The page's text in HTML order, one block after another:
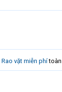
Rao vặt miễn phítoàn